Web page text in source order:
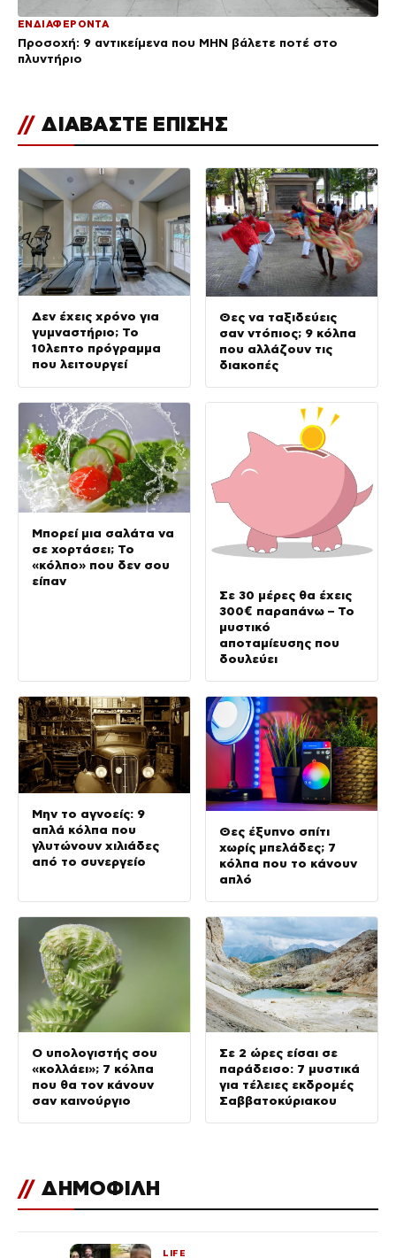
ΕΝΔΙΑΦΕΡΟΝΤΑ
Προσοχή: 9 αντικείμενα που ΜΗΝ βάλετε ποτέ στο
πλυντήριο
// ΔΙΑΒΑΣΤΕ ΕΠΙΣΗΣ
Δεν έχεις χρόνο για
γυμναστήριο; Το
10λεπτο πρόγραμμα
που λειτουργεί
Θες να ταξιδεύεις
σαν ντόπιος; 9 κόλπα
που αλλάζουν τις
διακοπές
Μπορεί μια σαλάτα να
σε χορτάσει; Το
«κόλπο» που δεν σου
είπαν
Σε 30 μέρες θα έχεις
300€ παραπάνω – Το
μυστικό
αποταμίευσης που
δουλεύει
Μην το αγνοείς: 9
απλά κόλπα που
γλυτώνουν χιλιάδες
από το συνεργείο
Θες έξυπνο σπίτι
χωρίς μπελάδες; 7
κόλπα που το κάνουν
απλό
Ο υπολογιστής σου
«κολλάει»; 7 κόλπα
που θα τον κάνουν
σαν καινούργιο
Σε 2 ώρες είσαι σε
παράδεισο: 7 μυστικά
για τέλειες εκδρομές
Σαββατοκύριακου
// ΔΗΜΟΦΙΛΗ
LIFE